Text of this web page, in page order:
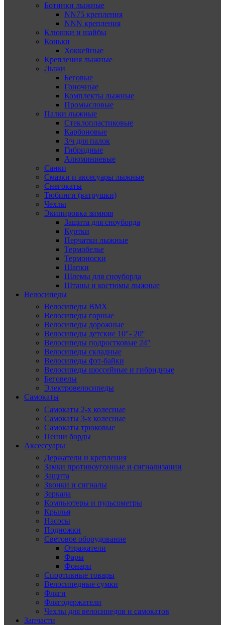
Ботинки лыжные
NN75 крепления
NNN крепления
Клюшки и шайбы
Коньки
Хоккейные
Крепления лыжные
Лыжи
Беговые
Гоночные
Комплекты лыжные
Промысловые
Палки лыжные
Стеклопластиковые
Карбоновые
З/ч для палок
Гибридные
Алюминиевые
Санки
Смазки и аксесуары лыжные
Снегокаты
Тюбинги (ватрушки)
Чехлы
Экипировка зимняя
Защита для сноуборда
Куртки
Перчатки лыжные
Термобелье
Термоноски
Шапки
Шлемы для сноуборда
Штаны и костюмы лыжные
Велосипеды
Велосипеды BMX
Велосипеды горные
Велосипеды дорожные
Велосипеды детские 10″- 20″
Велосипеды подростковые 24″
Велосипеды складные
Велосипеды фэт-байки
Велосипеды шоссейные и гибридные
Беговелы
Электровелосипеды
Самокаты
Самокаты 2-х колесные
Самокаты 3-х колесные
Самокаты трюковые
Пенни борды
Аксессуары
Держатели и крепления
Замки противоугонные и сигнализации
Защита
Звонки и сигналы
Зеркала
Компьютеры и пульсометры
Крылья
Насосы
Подножки
Световое оборудование
Отражатели
Фары
Фонари
Спортивные товары
Велосипедные сумки
Фляги
Флягодержатели
Чехлы для велосипедов и самокатов
Запчасти